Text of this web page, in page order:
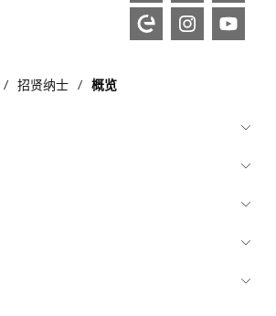
/ 招贤纳士 / 概览